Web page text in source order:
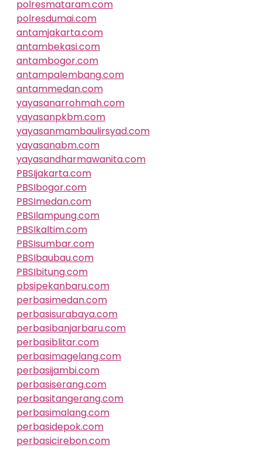
polresmataram.com
polresdumai.com
antamjakarta.com
antambekasi.com
antambogor.com
antampalembang.com
antammedan.com
yayasanarrohmah.com
yayasanpkbm.com
yayasanmambaulirsyad.com
yayasanabm.com
yayasandharmawanita.com
PBSIjakarta.com
PBSIbogor.com
PBSImedan.com
PBSIlampung.com
PBSIkaltim.com
PBSIsumbar.com
PBSIbaubau.com
PBSIbitung.com
pbsipekanbaru.com
perbasimedan.com
perbasisurabaya.com
perbasibanjarbaru.com
perbasiblitar.com
perbasimagelang.com
perbasijambi.com
perbasiserang.com
perbasitangerang.com
perbasimalang.com
perbasidepok.com
perbasicirebon.com